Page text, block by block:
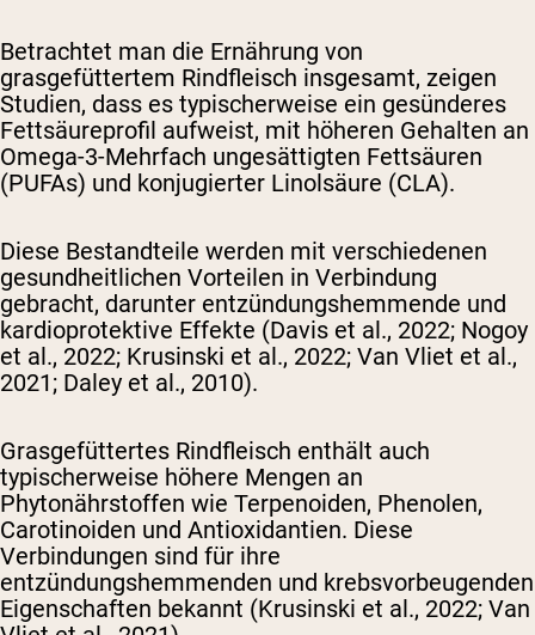
Betrachtet man die Ernährung von
grasgefüttertem Rindfleisch insgesamt, zeigen
Studien, dass es typischerweise ein gesünderes
Fettsäureprofil aufweist, mit höheren Gehalten an
Omega-3-Mehrfach ungesättigten Fettsäuren
(PUFAs) und konjugierter Linolsäure (CLA).
Diese Bestandteile werden mit verschiedenen
gesundheitlichen Vorteilen in Verbindung
gebracht, darunter entzündungshemmende und
kardioprotektive Effekte (Davis et al., 2022; Nogoy
et al., 2022; Krusinski et al., 2022; Van Vliet et al.,
2021; Daley et al., 2010).
Grasgefüttertes Rindfleisch enthält auch
typischerweise höhere Mengen an
Phytonährstoffen wie Terpenoiden, Phenolen,
Carotinoiden und Antioxidantien. Diese
Verbindungen sind für ihre
entzündungshemmenden und krebsvorbeugenden
Eigenschaften bekannt (Krusinski et al., 2022; Van